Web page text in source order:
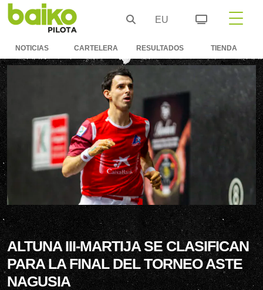
EU
NOTICIAS CARTELERA RESULTADOS TIENDA
ALTUNA III-MARTIJA SE CLASIFICAN
PARA LA FINAL DEL TORNEO ASTE
NAGUSIA